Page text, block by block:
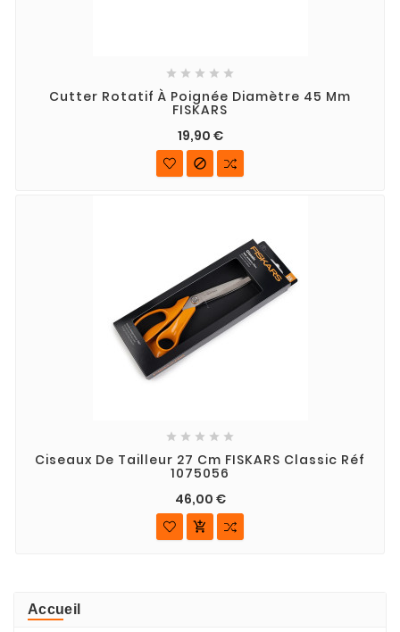
    
Cutter Rotatif À Poignée Diamètre 45 Mm
FISKARS
19,90 €

    
Ciseaux De Tailleur 27 Cm FISKARS Classic Réf
1075056
46,00 €

Accueil